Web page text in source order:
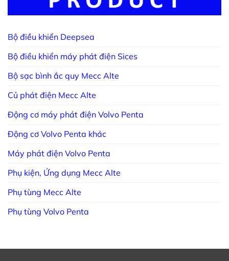
Bộ điều khiển Deepsea
Bộ điều khiển máy phát điện Sices
Bộ sạc bình ắc quy Mecc Alte
Củ phát điện Mecc Alte
Động cơ máy phát điện Volvo Penta
Động cơ Volvo Penta khác
Máy phát điện Volvo Penta
Phụ kiện, Ứng dụng Mecc Alte
Phụ tùng Mecc Alte
Phụ tùng Volvo Penta